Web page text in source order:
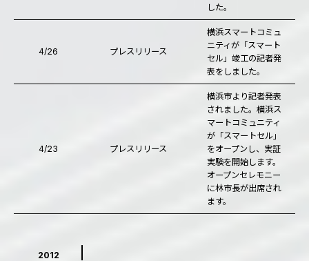
した。
4/26 プレスリリース
横浜スマートコミュ
ニティが「スマート
セル」竣工の記者発
表をしました。
4/23 プレスリリース
横浜市より記者発表
されました。横浜ス
マートコミュニティ
が「スマートセル」
をオープンし、実証
実験を開始します。
オープンセレモニー
に林市長が出席され
ます。
2012